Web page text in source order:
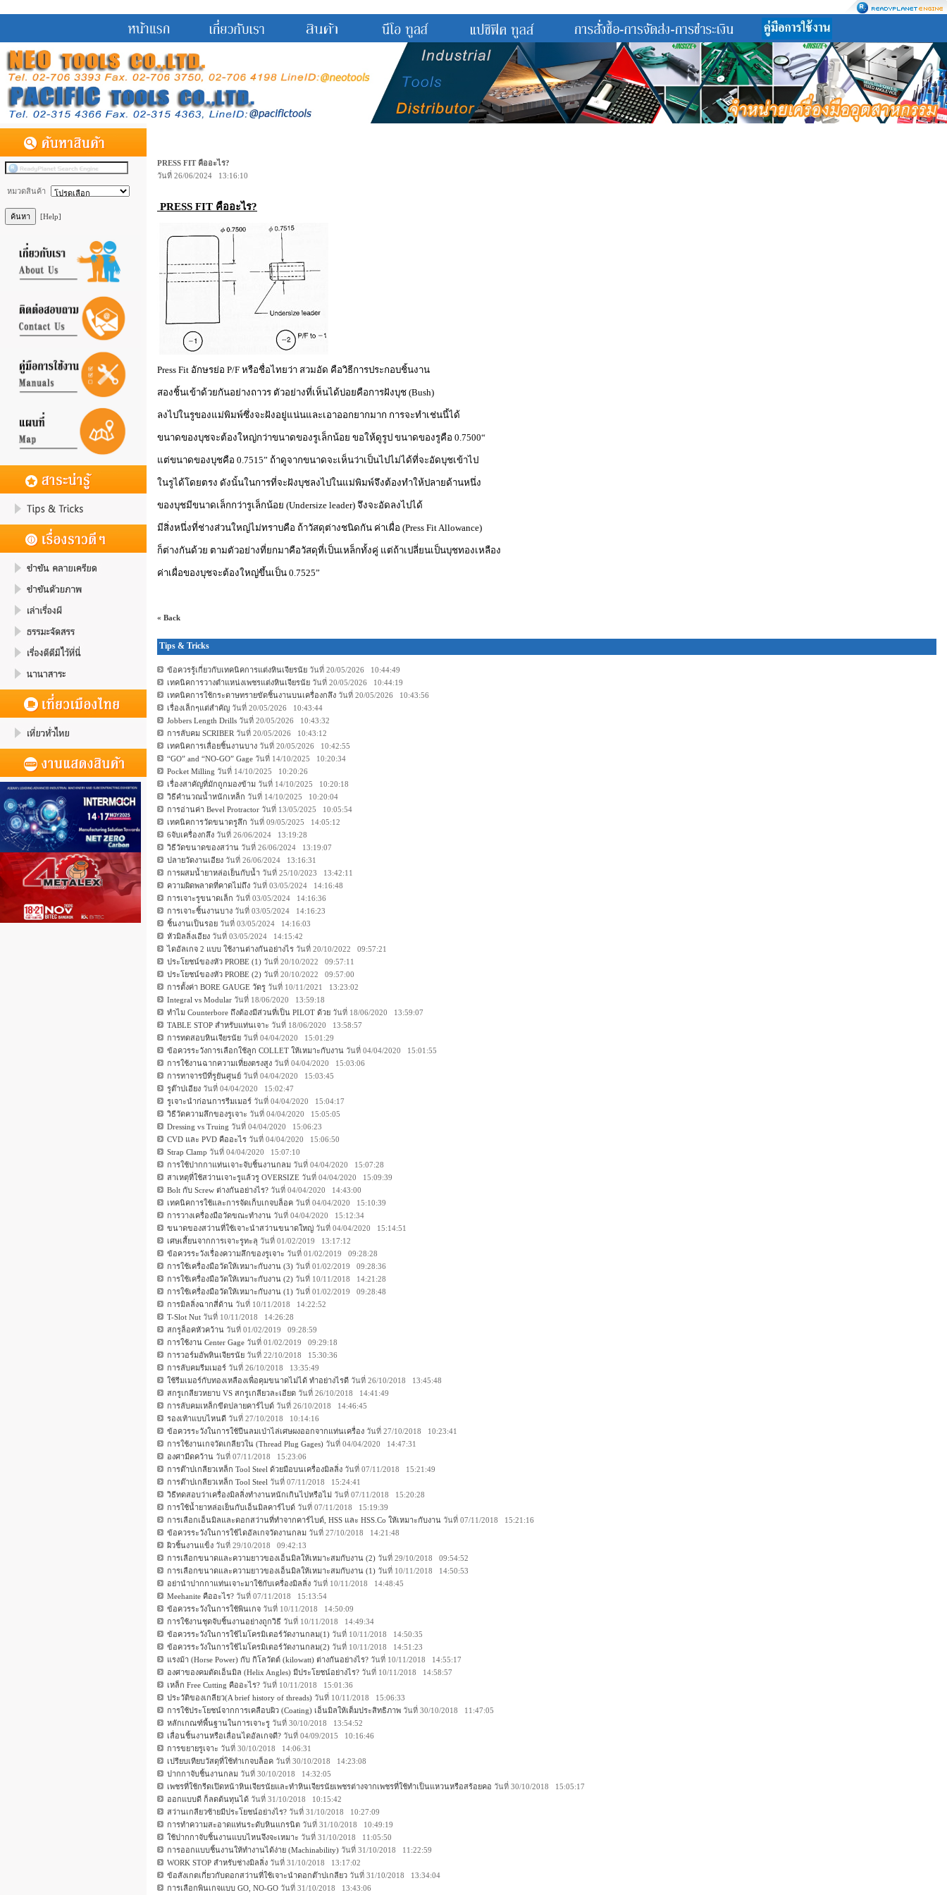
หมวดสินค้า
[Help]
PRESS FIT คืออะไร?
วันที่ 26/06/2024 13:16:10
PRESS FIT คืออะไร?
Press Fit อักษรย่อ P/F หรือชื่อไทยว่า สวมอัด คือวิธีการประกอบชิ้นงาน
สองชิ้นเข้าด้วยกันอย่างถาวร ตัวอย่างที่เห็นได้บ่อยคือการฝังบุช (Bush)
ลงไปในรูของแม่พิมพ์ซึ่งจะฝังอยู่แน่นและเอาออกยากมาก การจะทำเช่นนี้ได้
ขนาดของบุชจะต้องใหญ่กว่าขนาดของรูเล็กน้อย ขอให้ดูรูป ขนาดของรูคือ 0.7500“
แต่ขนาดของบุชคือ 0.7515” ถ้าดูจากขนาดจะเห็นว่าเป็นไปไม่ได้ที่จะอัดบุชเข้าไป
ในรูได้โดยตรง ดังนั้นในการที่จะฝังบุชลงไปในแม่พิมพ์จึงต้องทำให้ปลายด้านหนึ่ง
ของบุชมีขนาดเล็กกว่ารูเล็กน้อย (Undersize leader) จึงจะอัดลงไปได้
มีสิ่งหนึ่งที่ช่างส่วนใหญ่ไม่ทราบคือ ถ้าวัสดุต่างชนิดกัน ค่าเผื่อ (Press Fit Allowance)
ก็ต่างกันด้วย ตามตัวอย่างที่ยกมาคือวัสดุที่เป็นเหล็กทั้งคู่ แต่ถ้าเปลี่ยนเป็นบุชทองเหลือง
ค่าเผื่อของบุชจะต้องใหญ่ขึ้นเป็น 0.7525”
« Back
Tips & Tricks
ข้อควรรู้เกี่ยวกับเทคนิคการแต่งหินเจียรนัย วันที่ 20/05/2026 10:44:49
เทคนิคการวางตำแหน่งเพชรแต่งหินเจียรนัย วันที่ 20/05/2026 10:44:19
เทคนิคการใช้กระดาษทรายขัดชิ้นงานบนเครื่องกลึง วันที่ 20/05/2026 10:43:56
เรื่องเล็กๆแต่สำคัญ วันที่ 20/05/2026 10:43:44
Jobbers Length Drills วันที่ 20/05/2026 10:43:32
การลับคม SCRIBER วันที่ 20/05/2026 10:43:12
เทคนิคการเลื่อยชิ้นงานบาง วันที่ 20/05/2026 10:42:55
“GO” and “NO-GO” Gage วันที่ 14/10/2025 10:20:34
Pocket Milling วันที่ 14/10/2025 10:20:26
เรื่องสาคัญที่มักถูกมองข้าม วันที่ 14/10/2025 10:20:18
วิธีคำนวณน้ำหนักเหล็ก วันที่ 14/10/2025 10:20:04
การอ่านค่า Bevel Protractor วันที่ 13/05/2025 10:05:54
เทคนิคการวัดขนาดรูลึก วันที่ 09/05/2025 14:05:12
6จับเครื่องกลึง วันที่ 26/06/2024 13:19:28
วิธีวัดขนาดของสว่าน วันที่ 26/06/2024 13:19:07
ปลายวัดงานเอียง วันที่ 26/06/2024 13:16:31
การผสมน้ำยาหล่อเย็นกับน้ำ วันที่ 25/10/2023 13:42:11
ความผิดพลาดที่คาดไม่ถึง วันที่ 03/05/2024 14:16:48
การเจาะรูขนาดเล็ก วันที่ 03/05/2024 14:16:36
การเจาะชิ้นงานบาง วันที่ 03/05/2024 14:16:23
ชิ้นงานเป็นรอย วันที่ 03/05/2024 14:16:03
หัวมิลลิ่งเอียง วันที่ 03/05/2024 14:15:42
ไดอัลเกจ 2 แบบ ใช้งานต่างกันอย่างไร วันที่ 20/10/2022 09:57:21
ประโยชน์ของหัว PROBE (1) วันที่ 20/10/2022 09:57:11
ประโยชน์ของหัว PROBE (2) วันที่ 20/10/2022 09:57:00
การตั้งค่า BORE GAUGE วัดรู วันที่ 10/11/2021 13:23:02
Integral vs Modular วันที่ 18/06/2020 13:59:18
ทำไม Counterbore ถึงต้องมีส่วนที่เป็น PILOT ด้วย วันที่ 18/06/2020 13:59:07
TABLE STOP สำหรับแท่นเจาะ วันที่ 18/06/2020 13:58:57
การทดสอบหินเจียรนัย วันที่ 04/04/2020 15:01:29
ข้อควรระวังการเลือกใช้ลูก COLLET ให้เหมาะกับงาน วันที่ 04/04/2020 15:01:55
การใช้งานฉากความเที่ยงตรงสูง วันที่ 04/04/2020 15:03:06
การทาจารบีที่รูยันศูนย์ วันที่ 04/04/2020 15:03:45
รูต๊าปเอียง วันที่ 04/04/2020 15:02:47
รูเจาะนำก่อนการรีมเมอร์ วันที่ 04/04/2020 15:04:17
วิธีวัดความลึกของรูเจาะ วันที่ 04/04/2020 15:05:05
Dressing vs Truing วันที่ 04/04/2020 15:06:23
CVD และ PVD คืออะไร วันที่ 04/04/2020 15:06:50
Strap Clamp วันที่ 04/04/2020 15:07:10
การใช้ปากกาแท่นเจาะจับชิ้นงานกลม วันที่ 04/04/2020 15:07:28
สาเหตุที่ใช้สว่านเจาะรูแล้วรู OVERSIZE วันที่ 04/04/2020 15:09:39
Bolt กับ Screw ต่างกันอย่างไร? วันที่ 04/04/2020 14:43:00
เทคนิคการใช้และการจัดเก็บเกจบล็อค วันที่ 04/04/2020 15:10:39
การวางเครื่องมือวัดขณะทำงาน วันที่ 04/04/2020 15:12:34
ขนาดของสว่านที่ใช้เจาะนำสว่านขนาดใหญ่ วันที่ 04/04/2020 15:14:51
เศษเสี้ยนจากการเจาะรูทะลุ วันที่ 01/02/2019 13:17:12
ข้อควรระวังเรื่องความลึกของรูเจาะ วันที่ 01/02/2019 09:28:28
การใช้เครื่องมือวัดให้เหมาะกับงาน (3) วันที่ 01/02/2019 09:28:36
การใช้เครื่องมือวัดให้เหมาะกับงาน (2) วันที่ 10/11/2018 14:21:28
การใช้เครื่องมือวัดให้เหมาะกับงาน (1) วันที่ 01/02/2019 09:28:48
การมิลลิ่งฉากสี่ด้าน วันที่ 10/11/2018 14:22:52
T-Slot Nut วันที่ 10/11/2018 14:26:28
สกรูล็อคหัวคว้าน วันที่ 01/02/2019 09:28:59
การใช้งาน Center Gage วันที่ 01/02/2019 09:29:18
การวอร์มอัพหินเจียรนัย วันที่ 22/10/2018 15:30:36
การลับคมรีมเมอร์ วันที่ 26/10/2018 13:35:49
ใช้รีมเมอร์กับทองเหลืองเพื่อคุมขนาดไม่ได้ ทำอย่างไรดี วันที่ 26/10/2018 13:45:48
สกรูเกลียวหยาบ VS สกรูเกลียวละเอียด วันที่ 26/10/2018 14:41:49
การลับคมเหล็กขีดปลายคาร์ไบด์ วันที่ 26/10/2018 14:46:45
รองเท้าแบบไหนดี วันที่ 27/10/2018 10:14:16
ข้อควรระวังในการใช้ปืนลมเป่าไล่เศษผงออกจากแท่นเครื่อง วันที่ 27/10/2018 10:23:41
การใช้งานเกจวัดเกลียวใน (Thread Plug Gages) วันที่ 04/04/2020 14:47:31
องศามีดคว้าน วันที่ 07/11/2018 15:23:06
การต๊าปเกลียวเหล็ก Tool Steel ด้วยมือบนเครื่องมิลลิ่ง วันที่ 07/11/2018 15:21:49
การต๊าปเกลียวเหล็ก Tool Steel วันที่ 07/11/2018 15:24:41
วิธีทดสอบว่าเครื่องมิลลิ่งทำงานหนักเกินไปหรือไม่ วันที่ 07/11/2018 15:20:28
การใช้น้ำยาหล่อเย็นกับเอ็นมิลคาร์ไบด์ วันที่ 07/11/2018 15:19:39
การเลือกเอ็นมิลและดอกสว่านที่ทำจากคาร์ไบด์, HSS และ HSS.Co ให้เหมาะกับงาน วันที่ 07/11/2018 15:21:16
ข้อควรระวังในการใช้ไดอัลเกจวัดงานกลม วันที่ 27/10/2018 14:21:48
ผิวชิ้นงานแข็ง วันที่ 29/10/2018 09:42:13
การเลือกขนาดและความยาวของเอ็นมิลให้เหมาะสมกับงาน (2) วันที่ 29/10/2018 09:54:52
การเลือกขนาดและความยาวของเอ็นมิลให้เหมาะสมกับงาน (1) วันที่ 10/11/2018 14:50:53
อย่านำปากกาแท่นเจาะมาใช้กับเครื่องมิลลิ่ง วันที่ 10/11/2018 14:48:45
Meehanite คืออะไร? วันที่ 07/11/2018 15:13:54
ข้อควรระวังในการใช้พินเกจ วันที่ 10/11/2018 14:50:09
การใช้งานชุดจับชิ้นงานอย่างถูกวิธี วันที่ 10/11/2018 14:49:34
ข้อควรระวังในการใช้ไมโครมิเตอร์วัดงานกลม(1) วันที่ 10/11/2018 14:50:35
ข้อควรระวังในการใช้ไมโครมิเตอร์วัดงานกลม(2) วันที่ 10/11/2018 14:51:23
แรงม้า (Horse Power) กับ กิโลวัตต์ (kilowatt) ต่างกันอย่างไร? วันที่ 10/11/2018 14:55:17
องศาของคมตัดเอ็นมิล (Helix Angles) มีประโยชน์อย่างไร? วันที่ 10/11/2018 14:58:57
เหล็ก Free Cutting คืออะไร? วันที่ 10/11/2018 15:01:36
ประวัติของเกลียว(A brief history of threads) วันที่ 10/11/2018 15:06:33
การใช้ประโยชน์จากการเคลือบผิว (Coating) เอ็นมิลให้เต็มประสิทธิภาพ วันที่ 30/10/2018 11:47:05
หลักเกณฑ์พื้นฐานในการเจาะรู วันที่ 30/10/2018 13:54:52
เลื่อนชิ้นงานหรือเลื่อนไดอัลเกจดี? วันที่ 04/09/2015 10:16:46
การขยายรูเจาะ วันที่ 30/10/2018 14:06:31
เปรียบเทียบวัสดุที่ใช้ทำเกจบล็อค วันที่ 30/10/2018 14:23:08
ปากกาจับชิ้นงานกลม วันที่ 30/10/2018 14:32:05
เพชรที่ใช้กรีดเปิดหน้าหินเจียรนัยและทำหินเจียรนัยเพชรต่างจากเพชรที่ใช้ทำเป็นแหวนหรือสร้อยคอ วันที่ 30/10/2018 15:05:17
ออกแบบดี ก็ลดต้นทุนได้ วันที่ 31/10/2018 10:15:42
สว่านเกลียวซ้ายมีประโยชน์อย่างไร? วันที่ 31/10/2018 10:27:09
การทำความสะอาดแท่นระดับหินแกรนิต วันที่ 31/10/2018 10:49:19
ใช้ปากกาจับชิ้นงานแบบไหนจึงจะเหมาะ วันที่ 31/10/2018 11:05:50
การออกแบบชิ้นงานให้ทำงานได้ง่าย (Machinability) วันที่ 31/10/2018 11:22:59
WORK STOP สำหรับช่างมิลลิ่ง วันที่ 31/10/2018 13:17:02
ข้อสังเกตเกี่ยวกับดอกสว่านที่ใช้เจาะนำดอกต๊าปเกลียว วันที่ 31/10/2018 13:34:04
การเลือกพินเกจแบบ GO, NO-GO วันที่ 31/10/2018 13:43:06